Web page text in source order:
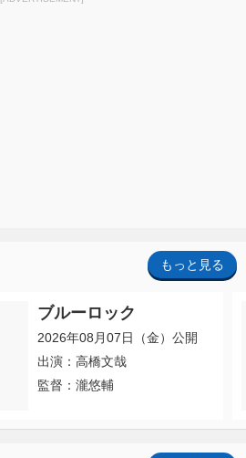
もっと見る
ブルーロック
2026年08月07日（金）公開
出演：高橋文哉
監督：瀧悠輔